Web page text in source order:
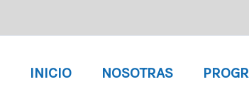
INICIO NOSOTRAS